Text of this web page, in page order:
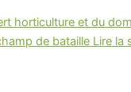
horticulture et du
de bataille Lire la